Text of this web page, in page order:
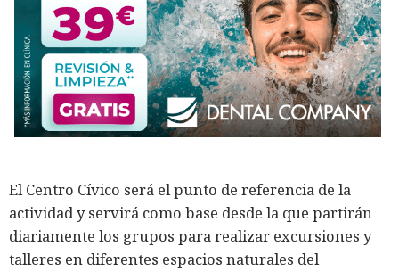
El Centro Cívico será el punto de referencia de la
actividad y servirá como base desde la que partirán
diariamente los grupos para realizar excursiones y
talleres en diferentes espacios naturales del